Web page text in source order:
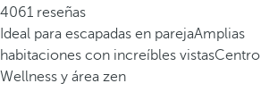
4061 reseñas
Ideal para escapadas en parejaAmplias
habitaciones con increíbles vistasCentro
Wellness y área zen